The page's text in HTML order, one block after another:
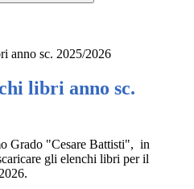
anno sc. 2025/2026
libri anno sc.
Grado "Cesare Battisti", in
gli elenchi libri per il